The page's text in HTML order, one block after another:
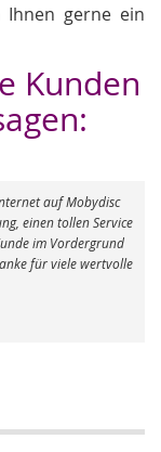
Ihnen gerne ein
Kunden
Unsere
gekümmert.
Gengenteil - jeder